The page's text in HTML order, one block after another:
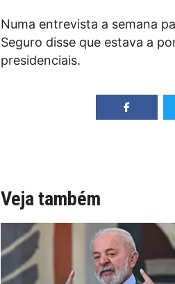
Numa entrevista a semana
Seguro disse que estava a
presidenciais.
Veja também